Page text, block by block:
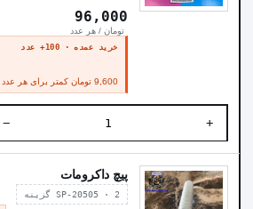
96,000
تومان / هر عدد
خرید عمده · 100+ عدد
9,600 تومان کمتر برای هر عدد
+
−
پیچ داکرومات
SP-20505 · 2 گزینه